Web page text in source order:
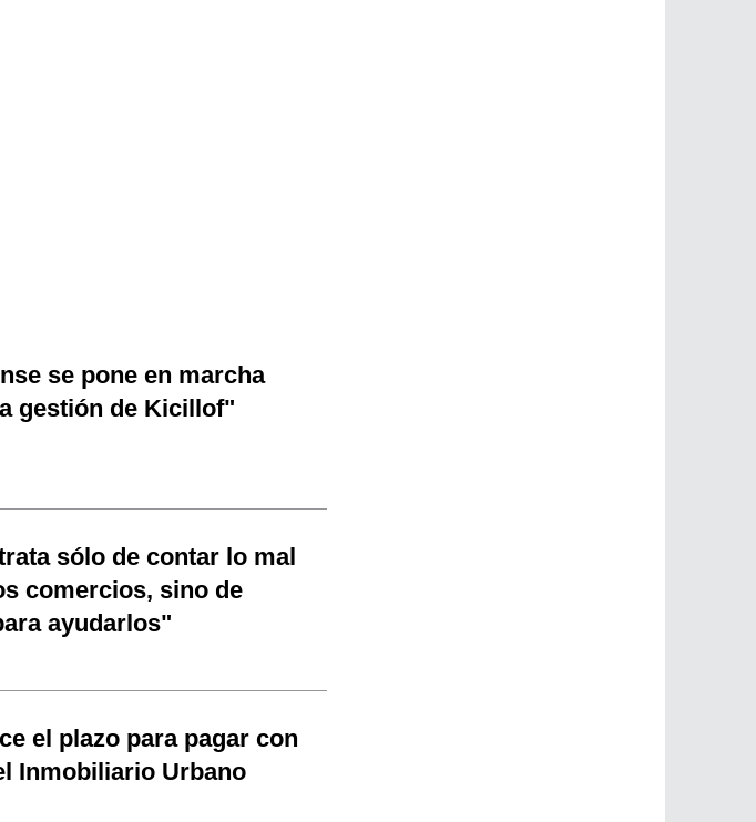
se pone en marcha
gestión de Kicillof"
sólo de contar lo mal
comercios, sino de
ayudarlos"
el plazo para pagar con
Inmobiliario Urbano